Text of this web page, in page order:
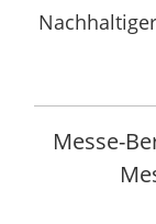
Messe-